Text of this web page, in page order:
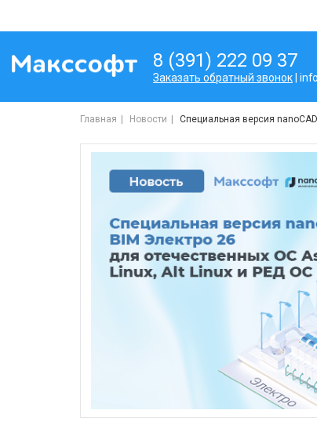
8 (391) 222 09 37
Заказать обратный звонок |
Главная Новости Специальная версия